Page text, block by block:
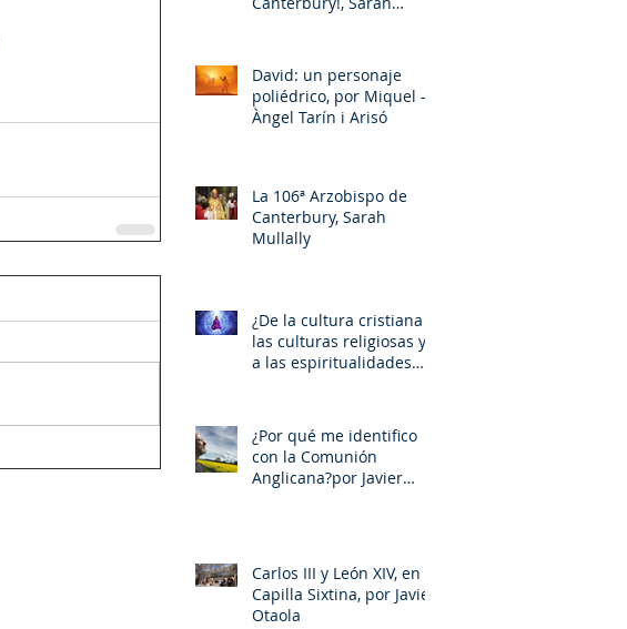
David: un personaje
poliédrico, por Miquel –
Àngel Tarín i Arisó
La 106ª Arzobispo de
Canterbury, Sarah
Mullally
¿De la cultura cristiana a
las culturas religiosas y
a las espiritualidades
¿Por qué me identifico
con la Comunión
Anglicana?por Javier
Carlos III y León XIV, en la
Capilla Sixtina, por Javier
Otaola